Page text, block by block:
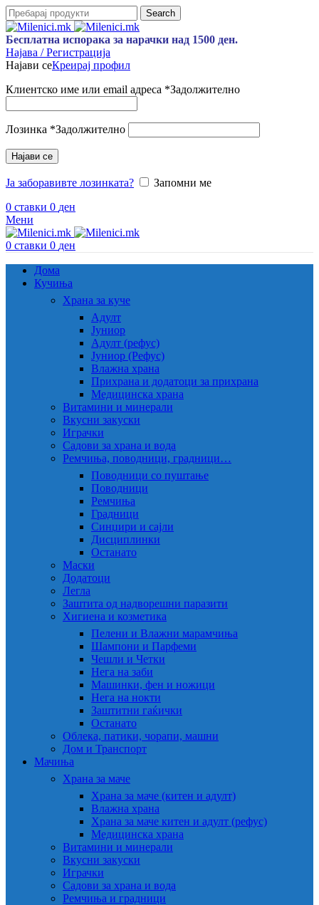
Search
Бесплатна испорака за нарачки над 1500 ден.
Најава / Регистрација
Најави сеКреирај профил
Клиентско име или email адреса *Задолжително
Лозинка *Задолжително
Најави се
Ја заборавивте лозинката?
Запомни ме
0 ставки 0 ден
Мени
0 ставки 0 ден
Дома
Кучиња
Храна за куче
Адулт
Јуниор
Адулт (рефус)
Јуниор (Рефус)
Влажна храна
Прихрана и додатоци за прихрана
Медицинска храна
Витамини и минерали
Вкусни закуски
Играчки
Садови за храна и вода
Ремчиња, поводници, градници…
Поводници со пуштање
Поводници
Ремчиња
Градници
Синџири и сајли
Дисциплинки
Останато
Маски
Додатоци
Легла
Заштита од надворешни паразити
Хигиена и козметика
Пелени и Влажни марамчиња
Шампони и Парфеми
Чешли и Четки
Нега на заби
Машинки, фен и ножици
Нега на нокти
Заштитни гаќички
Останато
Облека, патики, чорапи, машни
Дом и Транспорт
Мачиња
Храна за маче
Храна за маче (китен и адулт)
Влажна храна
Храна за маче китен и адулт (рефус)
Медицинска храна
Витамини и минерали
Вкусни закуски
Играчки
Садови за храна и вода
Ремчиња и градници